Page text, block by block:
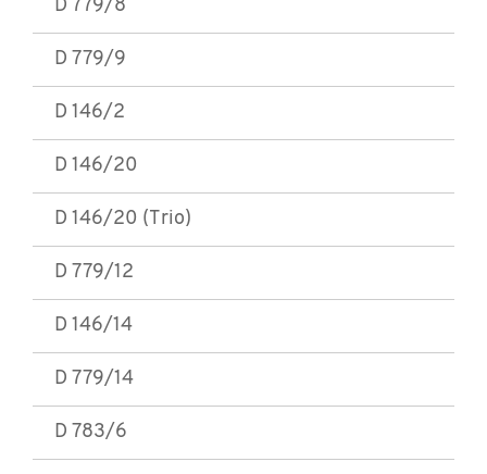
D 779/8
D 779/9
D 146/2
D 146/20
D 146/20 (Trio)
D 779/12
D 146/14
D 779/14
D 783/6